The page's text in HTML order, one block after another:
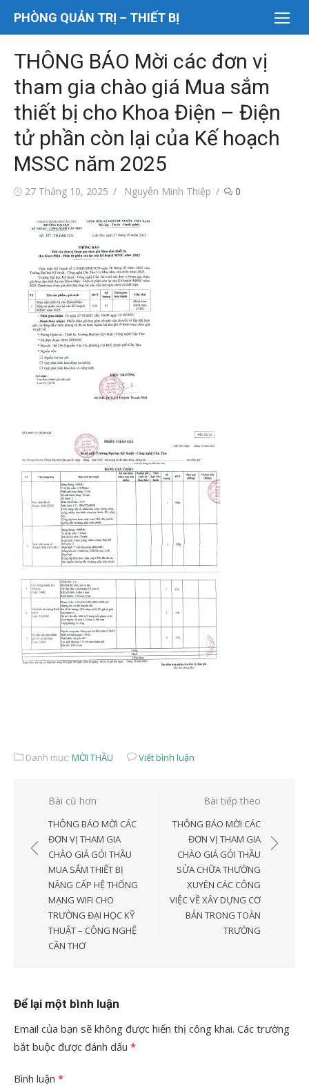
Chuyển
PHÒNG QUẢN TRỊ – THIẾT BỊ
THÔNG BÁO Mời các đơn vị
tham gia chào giá Mua sắm
thiết bị cho Khoa Điện – Điện
tử phần còn lại của Kế hoạch
MSSC năm 2025
Đăng27 Tháng 10, 2025
Tác
Nguyễn Minh Thiệp 0
Danh mục: MỜI THẦU Viết bình luận
Điều
hướng
bài
viết
Bài cũ hơn
THÔNG BÁO MỜI CÁC
ĐƠN VỊ THAM GIA
CHÀO GIÁ GÓI THẦU
MUA SẮM THIẾT BỊ
NÂNG CẤP HỆ THỐNG
MẠNG WIFI CHO
TRƯỜNG ĐẠI HỌC KỸ
THUẬT – CÔNG NGHỆ
CẦN THƠ
Bài tiếp theo
THÔNG BÁO MỜI CÁC
ĐƠN VỊ THAM GIA
CHÀO GIÁ GÓI THẦU
SỬA CHỮA THƯỜNG
XUYÊN CÁC CÔNG
VIỆC VỀ XÂY DỰNG CƠ
BẢN TRONG TOÀN
TRƯỜNG
Để lại một bình luận
Email của bạn sẽ không được hiển thị công khai. Các trường
bắt buộc được đánh dấu *
Bình luận *